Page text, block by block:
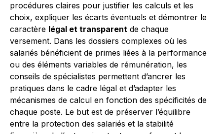
procédures claires pour justifier les calculs et les
choix, expliquer les écarts éventuels et démontrer le
caractère légal et transparent de chaque
versement. Dans les dossiers complexes où les
salariés bénéficient de primes liées à la performance
ou des éléments variables de rémunération, les
conseils de spécialistes permettent d’ancrer les
pratiques dans le cadre légal et d’adapter les
mécanismes de calcul en fonction des spécificités de
chaque poste. Le but est de préserver l’équilibre
entre la protection des salariés et la stabilité